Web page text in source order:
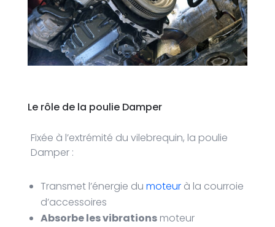
Le rôle de la poulie Damper
Fixée à l’extrémité du vilebrequin, la poulie
Damper :
Transmet l’énergie du moteurà la courroie
d’accessoires
Absorbe les vibrationsmoteur